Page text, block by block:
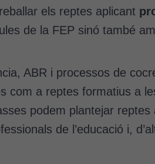
els reptes aplicant
de la FEP sinó també
ABR i processos de
com a reptes formatius a
podem plantejar
de l’educació i,